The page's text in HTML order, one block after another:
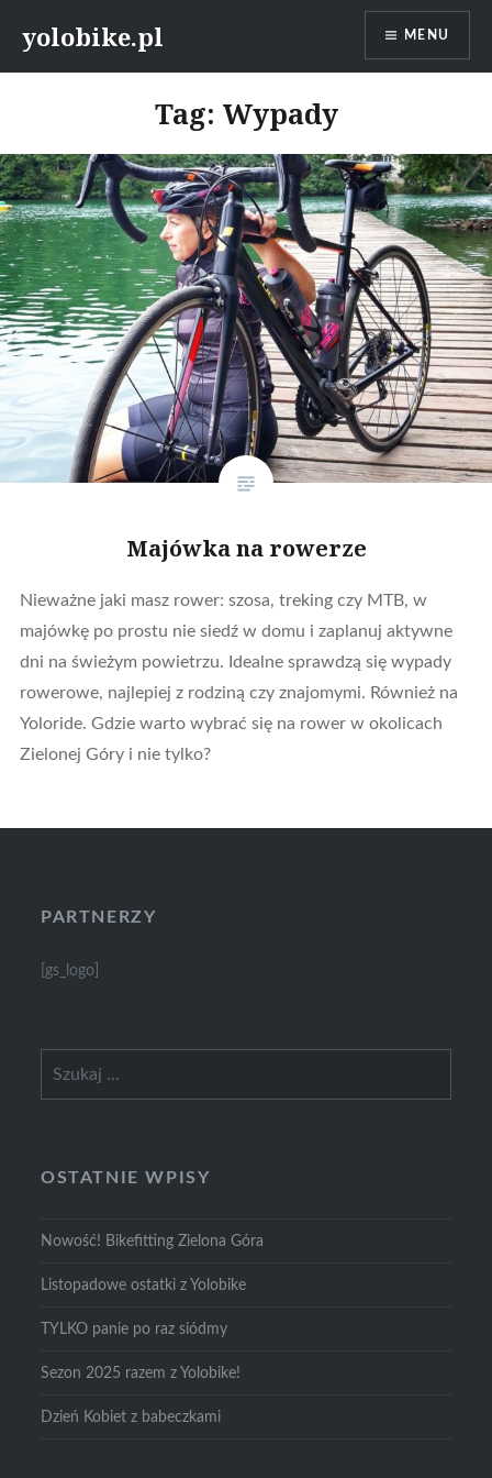
yolobike.pl MENU
Tag: Wypady
Majówka na rowerze
Nieważne jaki masz rower: szosa, treking czy MTB, w
majówkę po prostu nie siedź w domu i zaplanuj aktywne
dni na świeżym powietrzu. Idealne sprawdzą się wypady
rowerowe, najlepiej z rodziną czy znajomymi. Również na
Yoloride. Gdzie warto wybrać się na rower w okolicach
Zielonej Góry i nie tylko?
PARTNERZY
[gs_logo]
OSTATNIE WPISY
Nowość! Bikefitting Zielona Góra
Listopadowe ostatki z Yolobike
TYLKO panie po raz siódmy
Sezon 2025 razem z Yolobike!
Dzień Kobiet z babeczkami